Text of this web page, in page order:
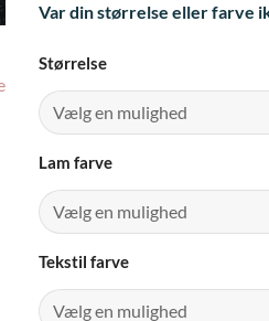
Var din størrelse eller farve
Størrelse
Lam farve
Tekstil farve